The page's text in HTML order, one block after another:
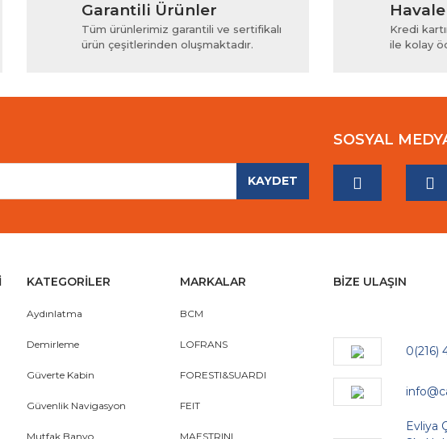
Yorum Yaz
Garantili Ürünler
Tüm ürünlerimiz garantili ve sertifikalı
ürün çeşitlerinden oluşmaktadır.
Kredi
ile kolay
KAYDET
SOSYAL
KATEGORİLER
Aydınlatma
Demirleme
Güverte Kabin
Güvenlik Navigasyon
Mutfak Banyo
MARKALAR
BCM
LOFRANS
FORESTI&SUARDI
FEIT
MAESTRINI
BİZE ULAŞIN
0(216)
Evliya